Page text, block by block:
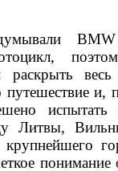
раскрыть
путешествие и,
Литвы,
нейшего
понимание